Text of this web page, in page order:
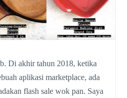
Di akhir tahun 2018, ketika
aplikasi marketplace, ada
flash sale wok pan. Saya